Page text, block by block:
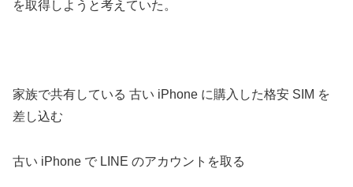
を取得しようと考えていた。
家族で共有している 古い iPhone に購入した格安 SIM を
差し込む
古い iPhone で LINE のアカウントを取る